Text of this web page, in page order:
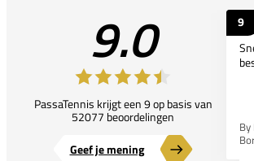
9.0
PassaTennis krijgt een 9 op basis van
52077 beoordelingen
Geef je mening
9
By